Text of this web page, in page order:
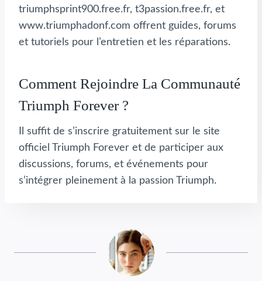
triumphsprint900.free.fr, t3passion.free.fr, et
www.triumphadonf.com offrent guides, forums
et tutoriels pour l’entretien et les réparations.
Comment Rejoindre La Communauté
Triumph Forever ?
Il suffit de s’inscrire gratuitement sur le site
officiel Triumph Forever et de participer aux
discussions, forums, et événements pour
s’intégrer pleinement à la passion Triumph.